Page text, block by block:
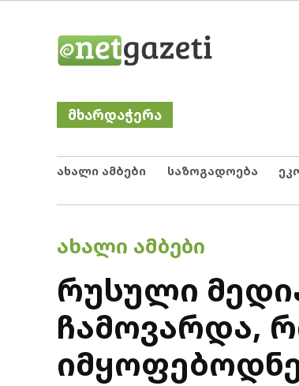
მხარდაჭერა
ახალი ამბები საზოგადოება
POSTED
ᲐᲮᲐᲚᲘ ᲐᲛᲑᲔᲑᲘ
რუსული
ჩამოვარდა,